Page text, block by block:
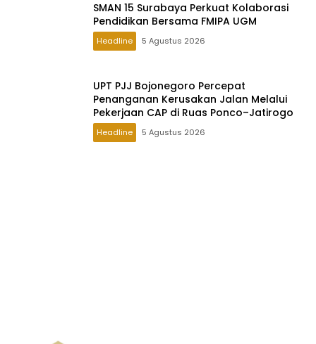
SMAN 15 Surabaya Perkuat Kolaborasi
Pendidikan Bersama FMIPA UGM
Headline 5 Agustus 2026
UPT PJJ Bojonegoro Percepat
Penanganan Kerusakan Jalan Melalui
Pekerjaan CAP di Ruas Ponco–Jatirogo
Headline 5 Agustus 2026